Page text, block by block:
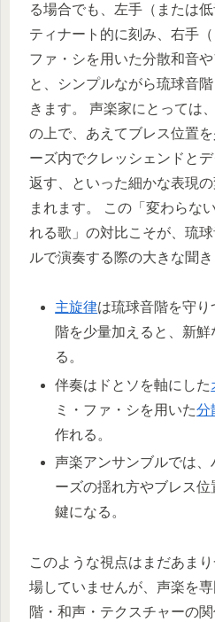
る場合でも、左手（または
ティナート的に刻み、右手
ファ・シを用いた分散和音
と、シンプルながら琉球音
きます。 声楽家にとっては
の上で、あえてブレス位置
ーズ内でクレッシェンドと
返す、といった細かな表現
まれます。 この「変わらな
れる歌」の対比こそが、琉
ルで演奏する際の大きな聞き
主旋律は琉球音階を守
階を少量加えると、新鮮
る。
伴奏はドとソを軸にした
ミ・ファ・シを用いた分
作れる。
声楽アンサンブルでは
ーズの揺れ方やブレス
鍵になる。
このような視点はまだあま
場していませんが、声楽を
階・和声・テクスチャーの